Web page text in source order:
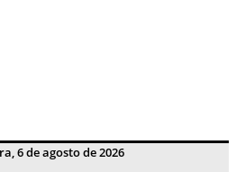
6 de agosto de 2026